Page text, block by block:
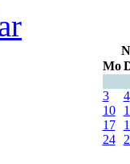
Mo
3
4
10
17
24